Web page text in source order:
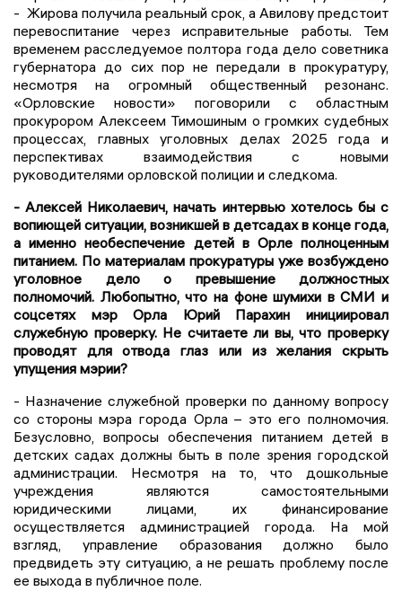
- Жирова получила реальный срок, а Авилову предстоит
перевоспитание через исправительные работы. Тем
временем расследуемое полтора года дело советника
губернатора до сих пор не передали в прокуратуру,
несмотря на огромный общественный резонанс.
«Орловские новости» поговорили с областным
прокурором Алексеем Тимошиным о громких судебных
процессах, главных уголовных делах 2025 года и
перспективах взаимодействия с новыми
руководителями орловской полиции и следкома.
- Алексей Николаевич, начать интервью хотелось бы с
вопиющей ситуации, возникшей в детсадах в конце года,
а именно необеспечение детей в Орле полноценным
питанием. По материалам прокуратуры уже возбуждено
уголовное дело о превышение должностных
полномочий. Любопытно, что на фоне шумихи в СМИ и
соцсетях мэр Орла Юрий Парахин инициировал
служебную проверку. Не считаете ли вы, что проверку
проводят для отвода глаз или из желания скрыть
упущения мэрии?
- Назначение служебной проверки по данному вопросу
со стороны мэра города Орла – это его полномочия.
Безусловно, вопросы обеспечения питанием детей в
детских садах должны быть в поле зрения городской
администрации. Несмотря на то, что дошкольные
учреждения являются самостоятельными
юридическими лицами, их финансирование
осуществляется администрацией города. На мой
взгляд, управление образования должно было
предвидеть эту ситуацию, а не решать проблему после
ее выхода в публичное поле.